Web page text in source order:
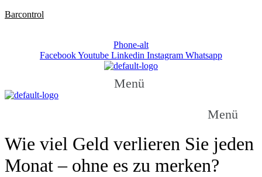
Barcontrol
Phone-alt
FacebookYoutube Linkedin Instagram Whatsapp
Menü
Menü
Wie viel Geld verlieren Sie jeden
Monat – ohne es zu merken?